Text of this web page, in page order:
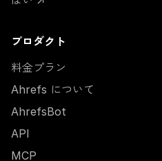
プロダクト
料金プラン
Ahrefs について
AhrefsBot
API
MCP